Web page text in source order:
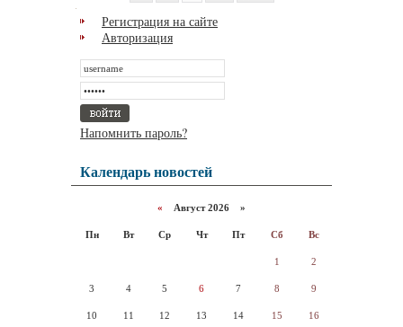
Регистрация на сайте
Авторизация
Напомнить пароль?
Календарь новостей
« Август 2026 »
Пн Вт Ср Чт Пт Сб Вс
1 2
3 4 5 6 7 8 9
10 11 12 13 14 15 16